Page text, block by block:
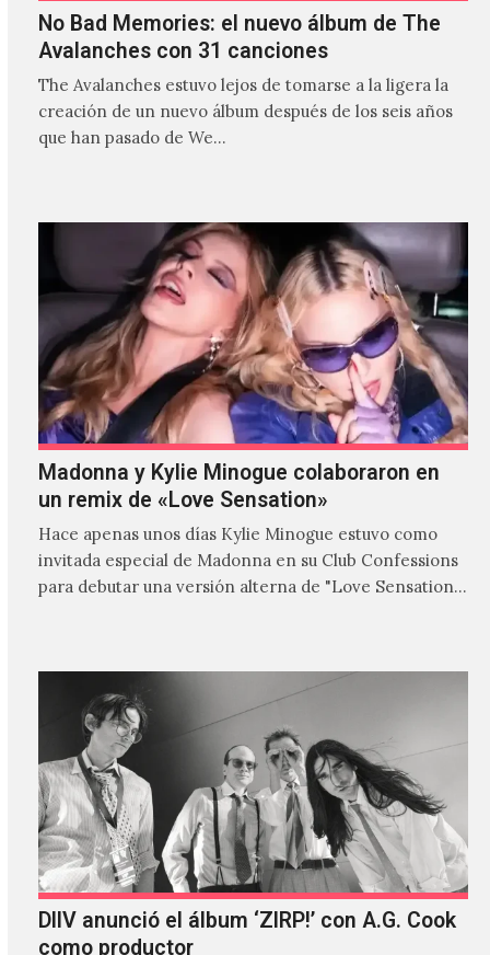
No Bad Memories: el nuevo álbum de The
Avalanches con 31 canciones
The Avalanches estuvo lejos de tomarse a la ligera la
creación de un nuevo álbum después de los seis años
que han pasado de We…
Madonna y Kylie Minogue colaboraron en
un remix de «Love Sensation»
Hace apenas unos días Kylie Minogue estuvo como
invitada especial de Madonna en su Club Confessions
para debutar una versión alterna de "Love Sensation",
DIIV anunció el álbum ‘ZIRP!’ con A.G. Cook
como productor